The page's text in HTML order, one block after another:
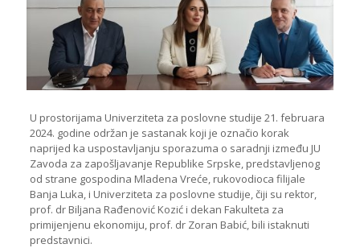
U prostorijama Univerziteta za poslovne studije 21. februara
2024. godine održan je sastanak koji je označio korak
naprijed ka uspostavljanju sporazuma o saradnji između JU
Zavoda za zapošljavanje Republike Srpske, predstavljenog
od strane gospodina Mladena Vreće, rukovodioca filijale
Banja Luka, i Univerziteta za poslovne studije, čiji su rektor,
prof. dr Biljana Rađenović Kozić i dekan Fakulteta za
primijenjenu ekonomiju, prof. dr Zoran Babić, bili istaknuti
predstavnici.